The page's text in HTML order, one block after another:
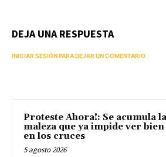
DEJA UNA RESPUESTA
INICIAR SESIÓN PARA DEJAR UN COMENTARIO
Proteste Ahora!: Se acumula la
maleza que ya impide ver bien
en los cruces
5 agosto 2026